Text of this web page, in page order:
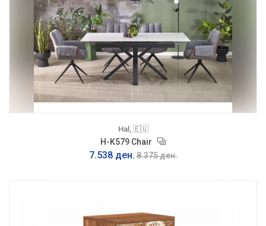
Hal, 🇪🇺
H-K579 Chair
7.538 ден. 8.375 ден.